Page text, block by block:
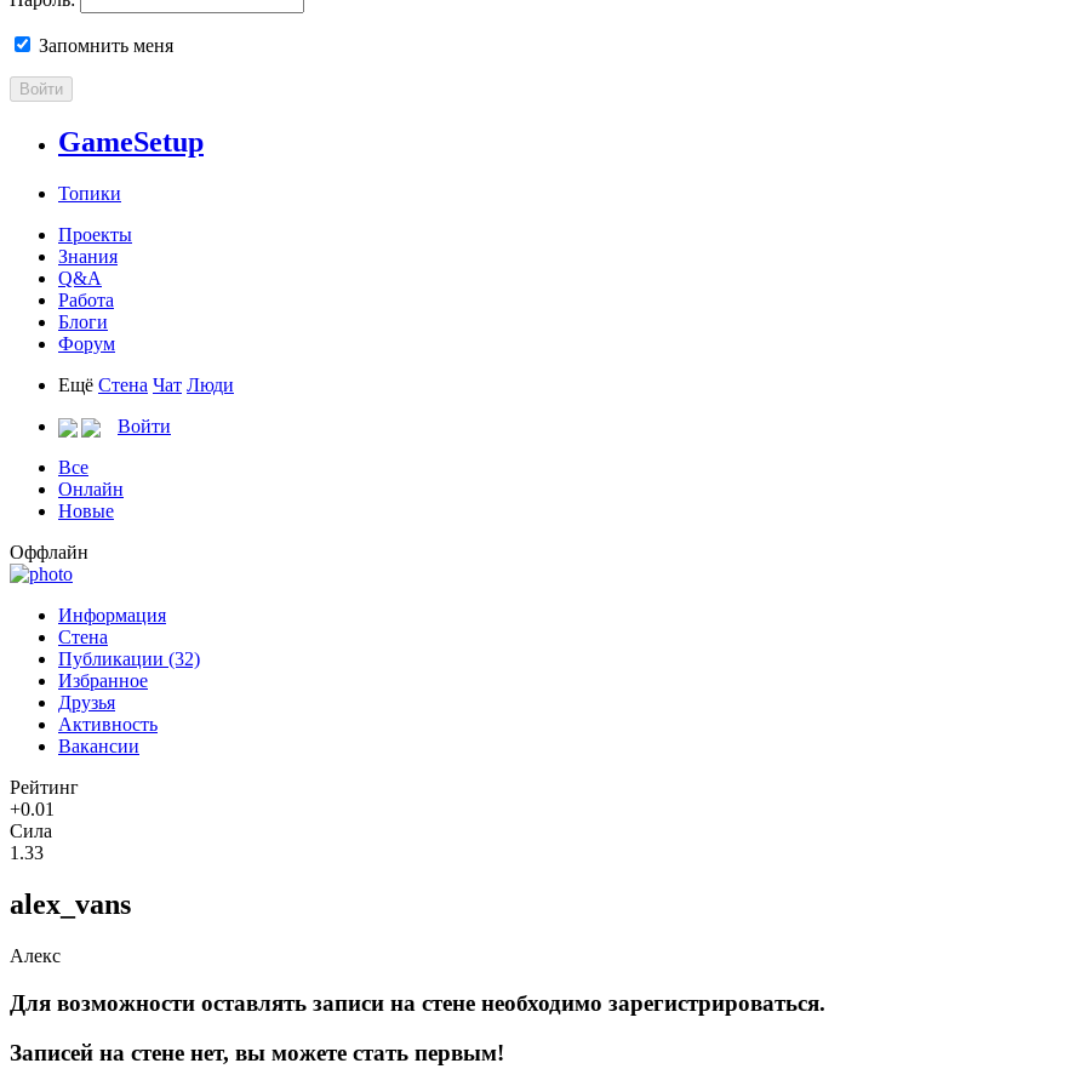
Запомнить меня
Войти
GameSetup
Топики
Проекты
Знания
Q&A
Работа
Блоги
Форум
Ещё Стена Чат Люди
Войти
Все
Онлайн
Новые
Оффлайн
Информация
Стена
Публикации (32)
Избранное
Друзья
Активность
Вакансии
Рейтинг
+0.01
Сила
1.33
alex_vans
Алекс
Для возможности оставлять записи на стене необходимо зарегистрироваться.
Записей на стене нет, вы можете стать первым!